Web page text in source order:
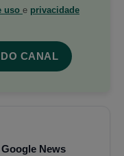
uso e privacidade
CANAL
News